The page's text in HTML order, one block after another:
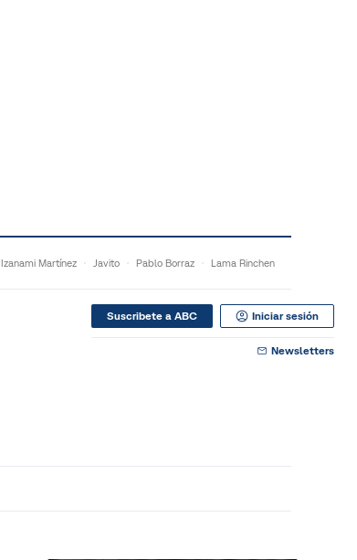
Izanami Martínez Javito Pablo Borraz Lama Rinchen
Suscribete a ABC Iniciar sesión
Newsletters